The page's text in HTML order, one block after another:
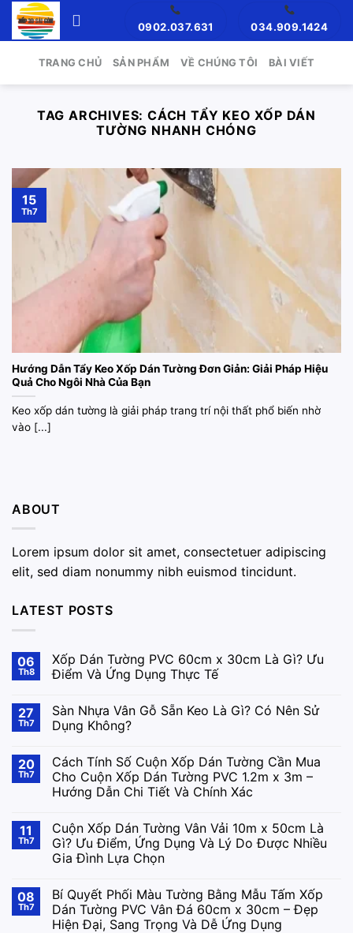
Skip
0902.037.631 034.909.1424
TRANG CHỦ SẢN PHẨM VỀ CHÚNG TÔI BÀI VIẾT
TAG ARCHIVES:CÁCH TẨY KEO XỐP DÁN
TƯỜNG NHANH CHÓNG
Hướng Dẫn Tẩy Keo Xốp Dán Tường Đơn Giản: Giải Pháp Hiệu
Quả Cho Ngôi Nhà Của Bạn
Keo xốp dán tường là giải pháp trang trí nội thất phổ biến nhờ
vào [...]
15
Th7
ABOUT
Lorem ipsum dolor sit amet, consectetuer adipiscing
elit, sed diam nonummy nibh euismod tincidunt.
LATEST POSTS
06
Th8
Xốp Dán Tường PVC 60cm x 30cm Là Gì? Ưu
Điểm Và Ứng Dụng Thực Tế
27
Th7
Sàn Nhựa Vân Gỗ Sẵn Keo Là Gì? Có Nên Sử
Dụng Không?
20
Th7
Cách Tính Số Cuộn Xốp Dán Tường Cần Mua
Cho Cuộn Xốp Dán Tường PVC 1.2m x 3m –
Hướng Dẫn Chi Tiết Và Chính Xác
11
Th7
Cuộn Xốp Dán Tường Vân Vải 10m x 50cm Là
Gì? Ưu Điểm, Ứng Dụng Và Lý Do Được Nhiều
Gia Đình Lựa Chọn
08
Th7
Bí Quyết Phối Màu Tường Bằng Mẫu Tấm Xốp
Dán Tường PVC Vân Đá 60cm x 30cm – Đẹp
Hiện Đại, Sang Trọng Và Dễ Ứng Dụng